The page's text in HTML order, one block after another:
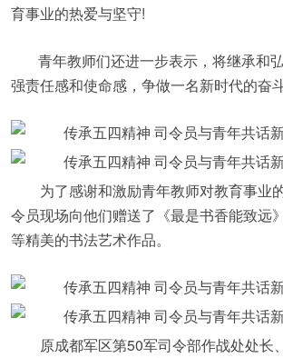
育事业的热爱与坚守!
青年教师们还进一步表示，将继承和
强责任感和使命感，争做一名新时代的奋
为了感谢和激励青年教师对教育事业
令员现场向他们赠送了《最是书香能致远
等精美的书法艺术作品。
原成都军区第50军司令部作战处处长